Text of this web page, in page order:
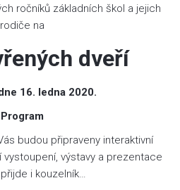
ročníků základních škol a jejich
rodiče na
dveří
16. ledna 2020.
Program
budou připraveny interaktivní
vystoupení, výstavy a prezentace
i kouzelník…